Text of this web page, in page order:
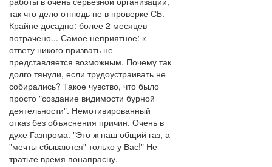
так что дело отнюдь не в проверке СБ.
Крайне досадно: более 2 месяцев
потрачено... Самое неприятное: к
ответу никого призвать не
представляется возможным. Почему так
долго тянули, если трудоустраивать не
собирались? Такое чувство, что было
просто "создание видимости бурной
деятельности". Немотивированный
отказ без объяснения причин. Очень в
духе Газпрома. "Это ж наш общий газ, а
"мечты сбываются" только у Вас!" Не
тратьте время понапрасну.